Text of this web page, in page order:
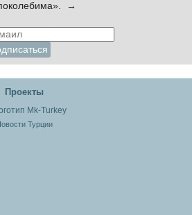
→
Проекты
Турции